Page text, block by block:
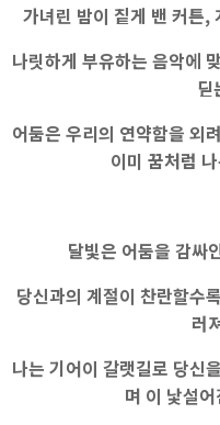
가녀린 밤이 짙게 밴 커튼,
나릿하게 부유하는 음악에
딛
어둠은 우리의 연약함을 외
이미 꿈처럼
달빛은 어둠을 감싸
당신과의 계절이 찬란할수
러
나는 기어이 갈랫길로 당신
며 이 낯설